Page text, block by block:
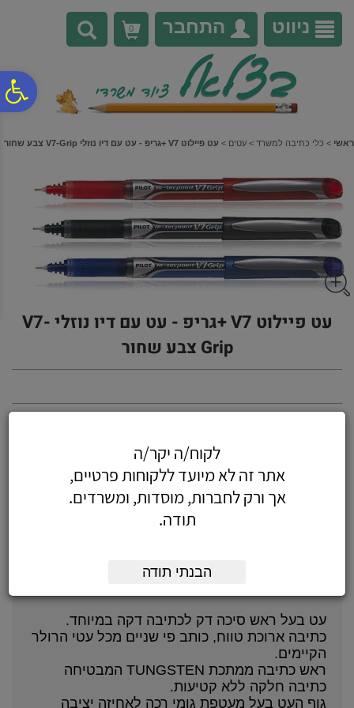
נגישות
אתר
המרכזי
ניווט התחבר 0
ראשי > כלי כתיבה למשרד > עטים > עט פיילוט V7 +גריפ - עט עם דיו נוזלי V7-Grip צבע שחור
עט פיילוט V7 +גריפ - עט עם דיו נוזלי V7-
Grip צבע שחור
הוסף לעגלה הזמן עכשיו
עט בעל ראש סיכה דק לכתיבה דקה במיוחד.
כתיבה ארוכת טווח, כותב פי שניים מכל עטי הרולר
הקיימים.
ראש כתיבה ממתכת TUNGSTEN המבטיחה
כתיבה חלקה ללא קטיעות.
גוף העט בעל מעטפת גומי רכה לאחיזה יציבה
לקוח/ה יקר/ה
אתר זה לא מיועד ללקוחות פרטיים,
אך ורק לחברות, מוסדות, ומשרדים.
תודה.
הבנתי תודה